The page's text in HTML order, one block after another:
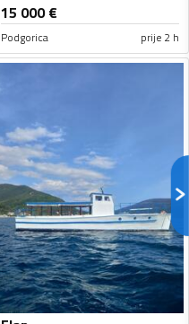
15 000€
Podgorica prije 2 h